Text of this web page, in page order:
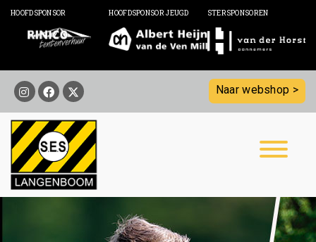
HOOFDSPONSOR HOOFDSPONSOR JEUGD STERSPONSOREN
Naar webshop >